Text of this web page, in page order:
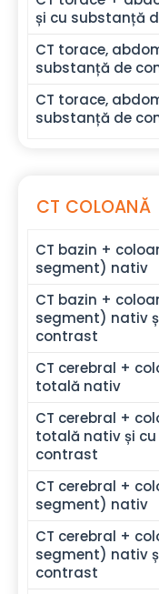
și cu substanță
CT torace,
substanță de
CT torace,
substanță de
CT COLOANĂ
CT bazin +
segment) nativ
CT bazin +
segment) nativ
contrast
CT cerebral +
totală nativ
CT cerebral +
totală nativ și
contrast
CT cerebral +
segment) nativ
CT cerebral +
segment) nativ
contrast